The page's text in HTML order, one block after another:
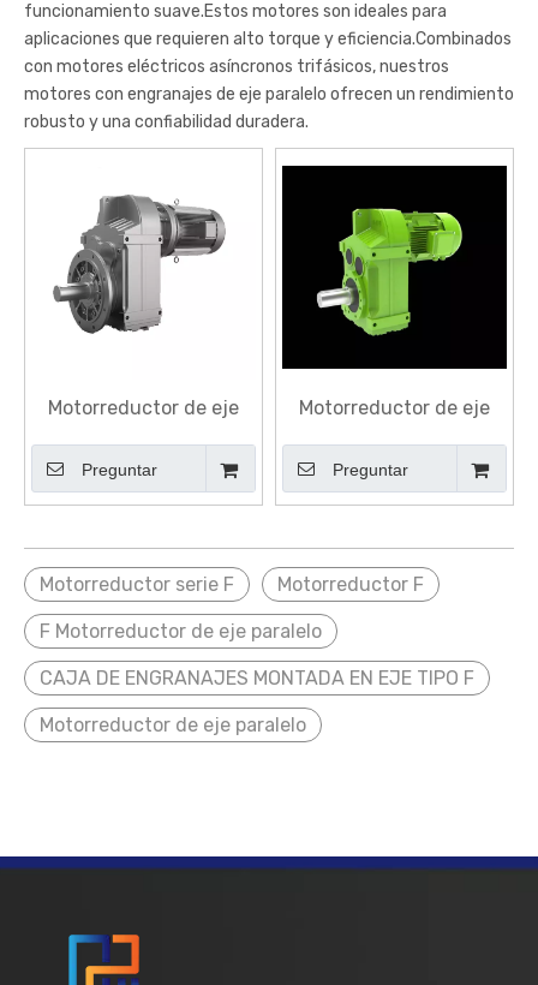
funcionamiento suave.Estos motores son ideales para
aplicaciones que requieren alto torque y eficiencia.Combinados
con motores eléctricos asíncronos trifásicos, nuestros
motores con engranajes de eje paralelo ofrecen un rendimiento
robusto y una confiabilidad duradera.
Motorreductor de eje
paralelo
Preguntar
Motorreductor de eje
paralelo serie F
Preguntar
Motorreductor serie F Motorreductor F
F Motorreductor de eje paralelo
CAJA DE ENGRANAJES MONTADA EN EJE TIPO F
Motorreductor de eje paralelo